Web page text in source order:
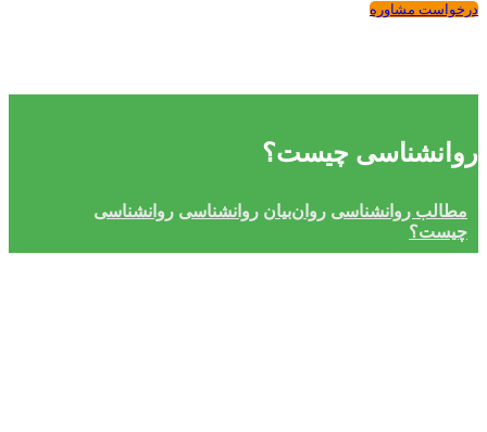
درخواست مشاوره
روانشناسی چیست؟
مطالب روانشناسی روان‌بیان روانشناسی روانشناسی
چیست؟